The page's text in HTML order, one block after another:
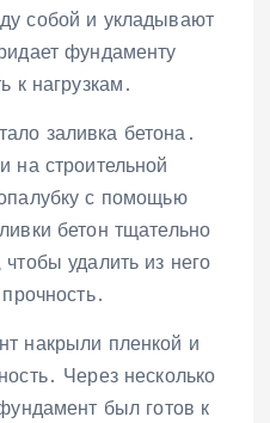
собой и укладывают
фундаменту
к нагрузкам․
заливка бетона․
на строительной
с помощью
бетон тщательно
удалить из него
накрыли пленкой и
Через несколько
был готов к